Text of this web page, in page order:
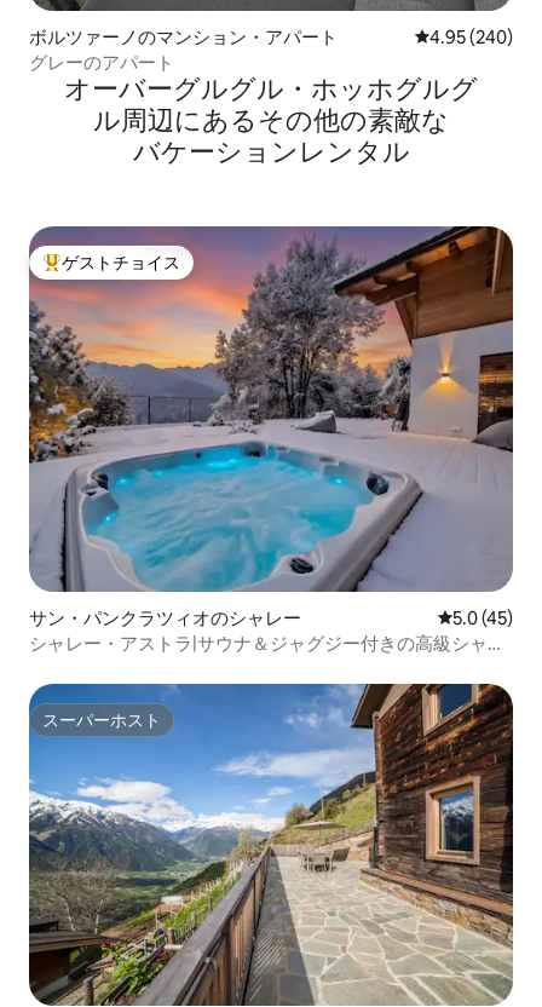
ボルツァーノのマンション・アパート レビュー240
4.95 (240)
グレーのアパート
オーバーグルグル・ホッホグルグ
ル⁠周⁠辺⁠に⁠あ⁠るそ⁠の⁠他⁠の素⁠敵⁠な
バ⁠ケ⁠ー⁠シ⁠ョ⁠ン⁠レ⁠ン⁠タ⁠ル
大好評のゲストチョイスです。
ゲストチョイス
サン・パンクラツィオのシャレー レビュー45
5.0 (45)
シャレー・アストラ|サウナ＆ジャグジー付きの高級シャレ
スーパーホスト
スーパーホスト